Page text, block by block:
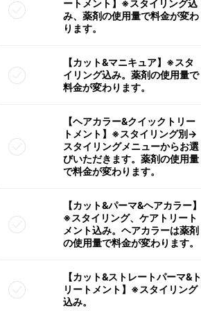
ートメント】※スタイリング込
み、薬剤の使用量で料金が変わ
ります。
【カット&マニキュア】※スタ
イリング込み。薬剤の使用量で
料金が変わります。
【ヘアカラー&クイックトリー
トメント】※スタイリング別→
スタイリングメニューからお選
びいただきます。薬剤の使用量
で料金が変わります。
【カット&パーマ&ヘアカラー】
※スタイリング、ケアトリート
メント込み。ヘアカラーは薬剤
の使用量で料金が変わります。
【カット&ストレートパーマ&ト
リートメント】※スタイリング
込み。